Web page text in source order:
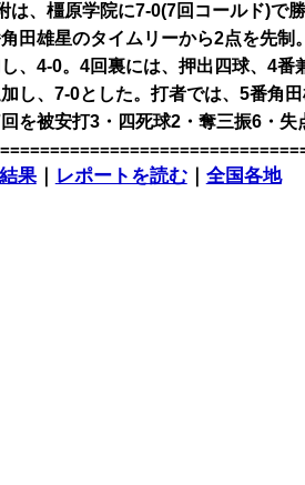
は、橿原学院に7-0(7回コールド)で
田雄星のタイムリーから2点を先
、4-0。4回裏には、押出四球、4
し、7-0とした。打者では、5番角
を被安打3・四死球2・奪三振6・失
果｜ レポートを読む｜ 全国各地